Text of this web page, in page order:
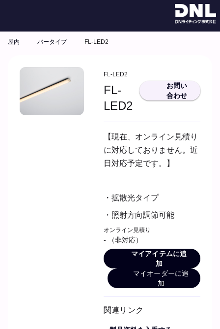
屋内 バータイプ FL-LED2
FL-LED2
FL-
LED2
お問い
合わせ
【現在、オンライン見積り
に対応しておりません。近
日対応予定です。】
・拡散光タイプ
・照射方向調節可能
オンライン見積り
- （非対応）
マイアイテムに追
加
マイオーダーに追
加
関連リンク